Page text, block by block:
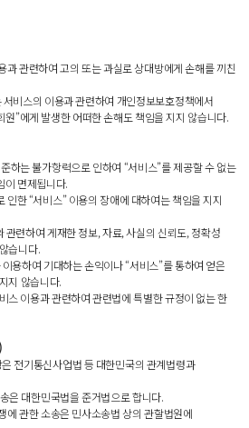
과 관련하여 고의 또는 과실로 상대방에게 손해를 끼친
서비스의 이용과 관련하여 개인정보보호정책에서
원”에게 발생한 어떠한 손해도 책임을 지지 않습니다.
하는 불가항력으로 인하여 “서비스”를 제공할 수 없는
이 면제됩니다.
인한 “서비스” 이용의 장애에 대하여는 책임을 지지
관련하여 게재한 정보, 자료, 사실의 신뢰도, 정확성
습니다.
이용하여 기대하는 손익이나 “서비스”를 통하여 얻은
지 않습니다.
스 이용과 관련하여 관련법에 특별한 규정이 없는 한
전기통신사업법 등 대한민국의 관계법령과
은 대한민국법을 준거법으로 합니다.
에 관한 소송은 민사소송법 상의 관할법원에